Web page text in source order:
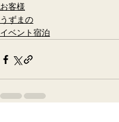
お客様
うずまの
イベント宿泊